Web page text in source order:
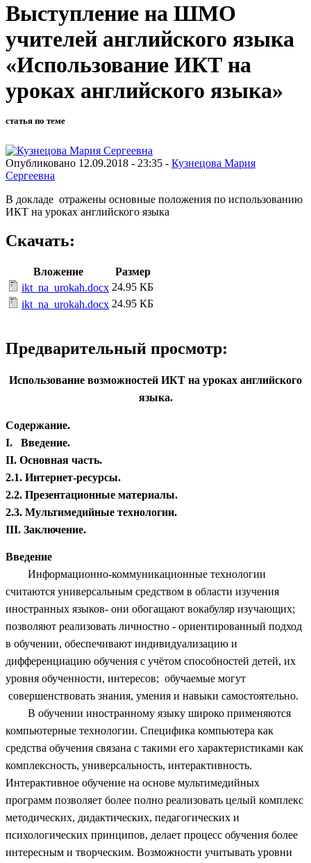
Выступление на ШМО
учителей английского языка
«Использование ИКТ на
уроках английского языка»
статья по теме
Опубликовано 12.09.2018 - 23:35 - Кузнецова Мария
Сергеевна
В докладе отражены основные положения по использованию
ИКТ на уроках английского языка
Скачать:
Вложение
Размер
ikt_na_urokah.docx 24.95 КБ
ikt_na_urokah.docx 24.95 КБ
Предварительный просмотр:
Использование возможностей ИКТ на уроках английского
языка.
Содержание.
I. Введение.
II. Основная часть.
2.1. Интернет-ресурсы.
2.2. Презентационные материалы.
2.3. Мультимедийные технологии.
III. Заключение.
Введение
Информационно-коммуникационные технологии
считаются универсальным средством в области изучения
иностранных языков- они обогащают вокабуляр изучающих;
позволяют реализовать личностно - ориентированный подход
в обучении, обеспечивают индивидуализацию и
дифференциацию обучения с учётом способностей детей, их
уровня обученности, интересов; обучаемые могут
совершенствовать знания, умения и навыки самостоятельно.
В обучении иностранному языку широко применяются
компьютерные технологии. Специфика компьютера как
средства обучения связана с такими его характеристиками как
комплексность, универсальность, интерактивность.
Интерактивное обучение на основе мультимедийных
программ позволяет более полно реализовать целый комплекс
методических, дидактических, педагогических и
психологических принципов, делает процесс обучения более
интересным и творческим. Возможности учитывать уровни